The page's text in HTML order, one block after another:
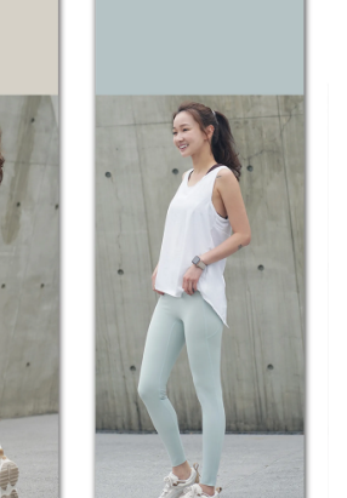
材質，洗滌時強烈建議反面放入洗衣袋
大地影響產品壽命